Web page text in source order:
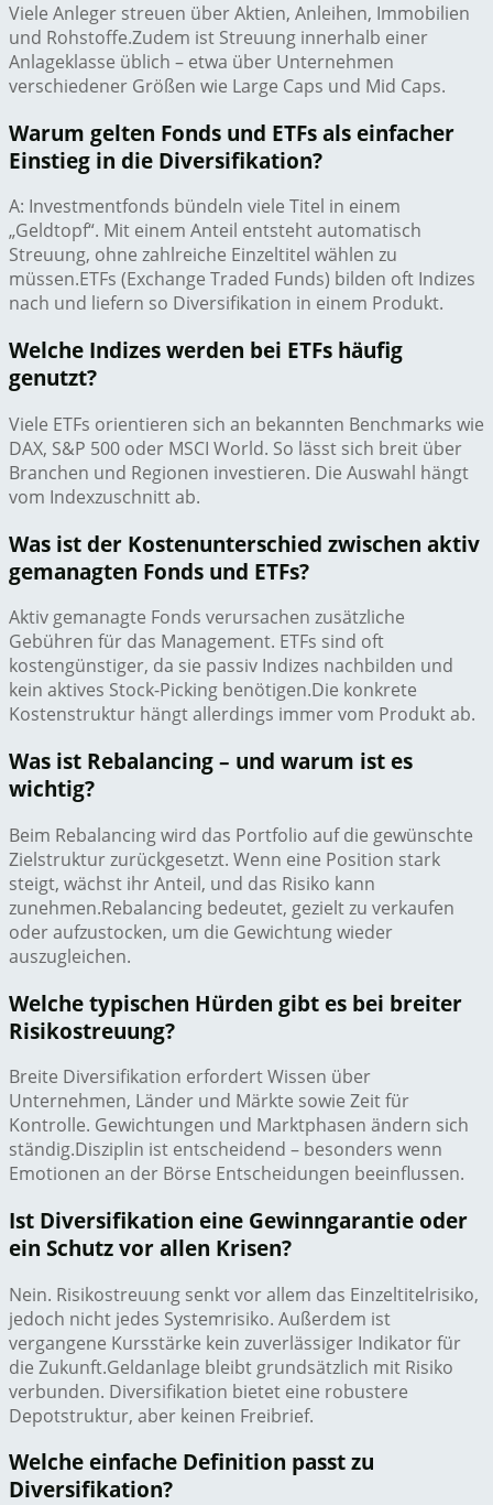
Viele Anleger streuen über Aktien, Anleihen, Immobilien
und Rohstoffe.Zudem ist Streuung innerhalb einer
Anlageklasse üblich – etwa über Unternehmen
verschiedener Größen wie Large Caps und Mid Caps.
Warum gelten Fonds und ETFs als einfacher
Einstieg in die Diversifikation?
A: Investmentfonds bündeln viele Titel in einem
„Geldtopf“. Mit einem Anteil entsteht automatisch
Streuung, ohne zahlreiche Einzeltitel wählen zu
müssen.ETFs (Exchange Traded Funds) bilden oft Indizes
nach und liefern so Diversifikation in einem Produkt.
Welche Indizes werden bei ETFs häufig
genutzt?
Viele ETFs orientieren sich an bekannten Benchmarks wie
DAX, S&P 500 oder MSCI World. So lässt sich breit über
Branchen und Regionen investieren. Die Auswahl hängt
vom Indexzuschnitt ab.
Was ist der Kostenunterschied zwischen aktiv
gemanagten Fonds und ETFs?
Aktiv gemanagte Fonds verursachen zusätzliche
Gebühren für das Management. ETFs sind oft
kostengünstiger, da sie passiv Indizes nachbilden und
kein aktives Stock-Picking benötigen.Die konkrete
Kostenstruktur hängt allerdings immer vom Produkt ab.
Was ist Rebalancing – und warum ist es
wichtig?
Beim Rebalancing wird das Portfolio auf die gewünschte
Zielstruktur zurückgesetzt. Wenn eine Position stark
steigt, wächst ihr Anteil, und das Risiko kann
zunehmen.Rebalancing bedeutet, gezielt zu verkaufen
oder aufzustocken, um die Gewichtung wieder
auszugleichen.
Welche typischen Hürden gibt es bei breiter
Risikostreuung?
Breite Diversifikation erfordert Wissen über
Unternehmen, Länder und Märkte sowie Zeit für
Kontrolle. Gewichtungen und Marktphasen ändern sich
ständig.Disziplin ist entscheidend – besonders wenn
Emotionen an der Börse Entscheidungen beeinflussen.
Ist Diversifikation eine Gewinngarantie oder
ein Schutz vor allen Krisen?
Nein. Risikostreuung senkt vor allem das Einzeltitelrisiko,
jedoch nicht jedes Systemrisiko. Außerdem ist
vergangene Kursstärke kein zuverlässiger Indikator für
die Zukunft.Geldanlage bleibt grundsätzlich mit Risiko
verbunden. Diversifikation bietet eine robustere
Depotstruktur, aber keinen Freibrief.
Welche einfache Definition passt zu
Diversifikation?